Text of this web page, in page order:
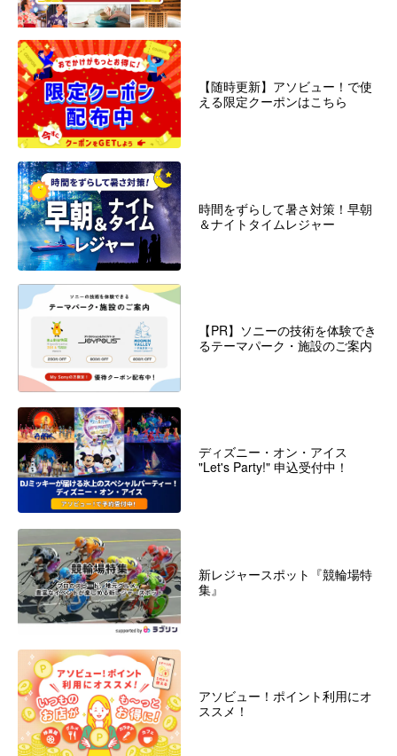
【随時更新】アソビュー！で使
える限定クーポンはこちら
時間をずらして暑さ対策！早朝
＆ナイトタイムレジャー
【PR】ソニーの技術を体験でき
るテーマパーク・施設のご案内
ディズニー・オン・アイス
"Let's Party!" 申込受付中！
新レジャースポット『競輪場特
集』
アソビュー！ポイント利用にオ
ススメ！